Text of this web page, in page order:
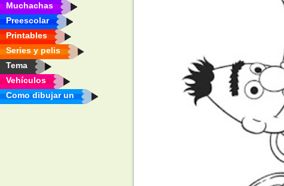
Muchachas
Preescolar
Printables
Series y pelis
Tema
Vehículos
Como dibujar un